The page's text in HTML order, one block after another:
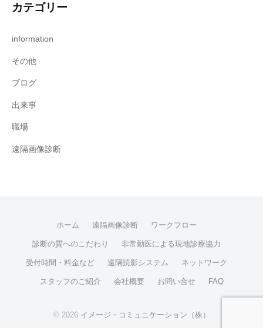
カテゴリー
information
その他
ブログ
出来事
職場
遠隔画像診断
ホーム 遠隔画像診断 ワークフロー
診断の質へのこだわり 非常勤医による現地診療協力
受付時間・料金など 遠隔読影システム ネットワーク
スタッフのご紹介 会社概要 お問い合せ FAQ
© 2026 イメージ・コミュニケーション（株）